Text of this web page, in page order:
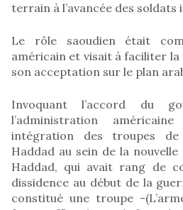
terrain à l’avancée des soldats
Le rôle saoudien était
américain et visait à faciliter
son acceptation sur le plan
Invoquant l’accord du
l’administration
intégration des troupes de
Haddad au sein de la
Haddad, qui avait rang de
dissidence au début de la
constitué une troupe -